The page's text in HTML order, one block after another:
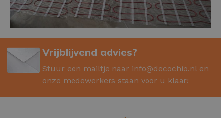
Vrijblijvend advies?
Stuur een mailtje naar info@decochip.nl en
onze medewerkers staan voor u klaar!